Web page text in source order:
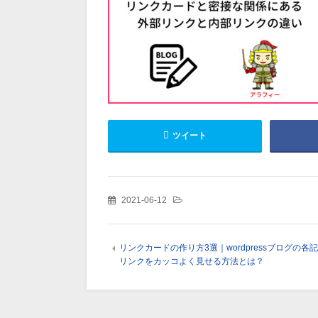
ツイート
2021-06-12
リンクカードの作り方3選｜wordpressブログの各
リンクをカッコよく見せる方法とは？